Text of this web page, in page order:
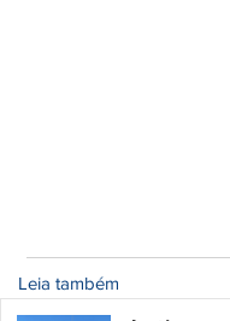
Leia também